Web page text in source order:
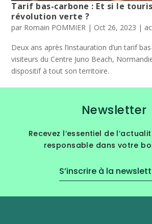
Tarif bas-carbone : Et si le
révolution verte ?
par Romain POMMIER | Oct 26, 2023 |
Deux ans après l’instauration d’un tarif
visiteurs du Centre Juno Beach,
dispositif à tout son territoire.
Newsletter
Recevez l’essentiel de
responsable dans votre
S’inscrire à la